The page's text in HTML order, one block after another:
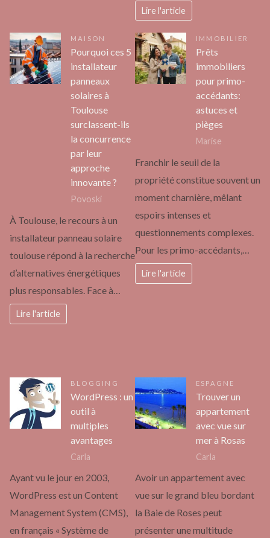
Lire l'article
MAISON
Pourquoi ces 5
installateur
panneaux
solaires à
Toulouse
surclassent-ils
la concurrence
par leur
approche
innovante ?
Povoski
À Toulouse, le recours à un
installateur panneau solaire
toulouse répond à la recherche
d’alternatives énergétiques
plus responsables. Face à…
Lire l'article
IMMOBILIER
Prêts
immobiliers
pour primo-
accédants:
astuces et
pièges
Marise
Franchir le seuil de la
propriété constitue souvent un
moment charnière, mêlant
espoirs intenses et
questionnements complexes.
Pour les primo-accédants,…
Lire l'article
BLOGGING
WordPress : un
outil à
multiples
avantages
Carla
Ayant vu le jour en 2003,
WordPress est un Content
Management System (CMS),
en français « Système de
ESPAGNE
Trouver un
appartement
avec vue sur
mer à Rosas
Carla
Avoir un appartement avec
vue sur le grand bleu bordant
la Baie de Roses peut
présenter une multitude